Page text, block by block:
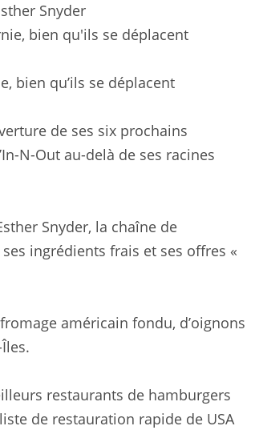
Snyder
bien qu’ils se déplacent
de ses six prochains
N-Out au-delà de ses racines
Snyder, la chaîne de
ingrédients frais et ses offres «
américain fondu, d’oignons
restaurants de hamburgers
de restauration rapide de USA